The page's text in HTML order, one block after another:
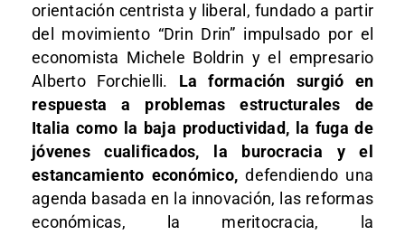
orientación centrista y liberal, fundado a partir
del movimiento “Drin Drin” impulsado por el
economista Michele Boldrin y el empresario
Alberto Forchielli. La formación surgió en
respuesta a problemas estructurales de
Italia como la baja productividad, la fuga de
jóvenes cualificados, la burocracia y el
estancamiento económico, defendiendo una
agenda basada en la innovación, las reformas
económicas, la meritocracia, la